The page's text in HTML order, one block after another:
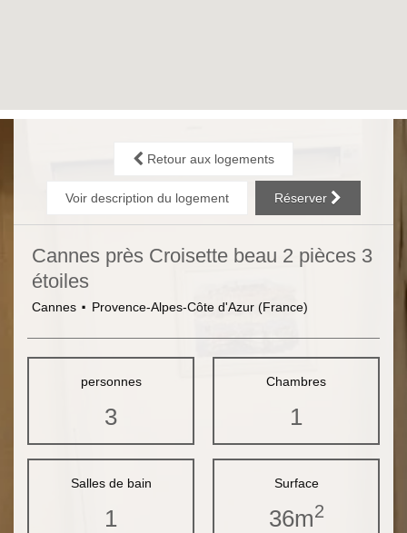
Retour aux logements
Voir description du logement Réserver
Cannes près Croisette beau 2 pièces 3
étoiles
Cannes Provence-Alpes-Côte d'Azur (France)
personnes
3
Chambres
1
Salles de bain
1
Surface
36m2